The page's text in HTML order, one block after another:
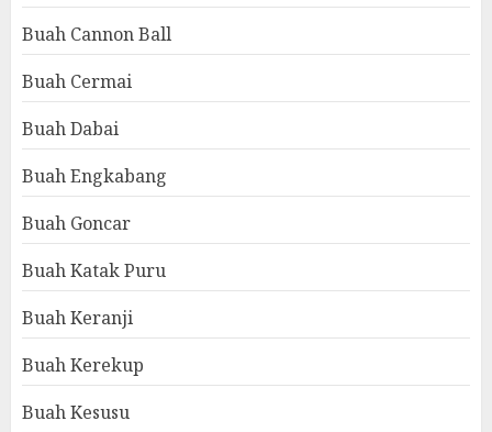
Buah Cannon Ball
Buah Cermai
Buah Dabai
Buah Engkabang
Buah Goncar
Buah Katak Puru
Buah Keranji
Buah Kerekup
Buah Kesusu